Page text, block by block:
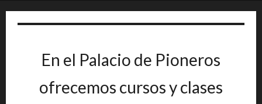
En el Palacio de Pioneros
ofrecemos cursos y clases